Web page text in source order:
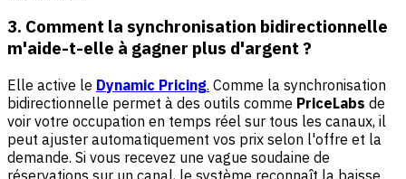
3. Comment la synchronisation bidirectionnelle
m'aide-t-elle à gagner plus d'argent ?
Elle active le Dynamic Pricing. Comme la synchronisation
bidirectionnelle permet à des outils comme PriceLabs de
voir votre occupation en temps réel sur tous les canaux, il
peut ajuster automatiquement vos prix selon l'offre et la
demande. Si vous recevez une vague soudaine de
réservations sur un canal, le système reconnaît la baisse